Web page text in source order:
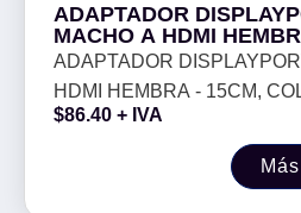
ADAPTADOR
MACHO A HDMI
COLOR NEGRO,
406641
ADAPTADOR
HDMI HEMBRA - 15CM,
NEGRO, BROBOTIX 406641
$86.40 + IVA